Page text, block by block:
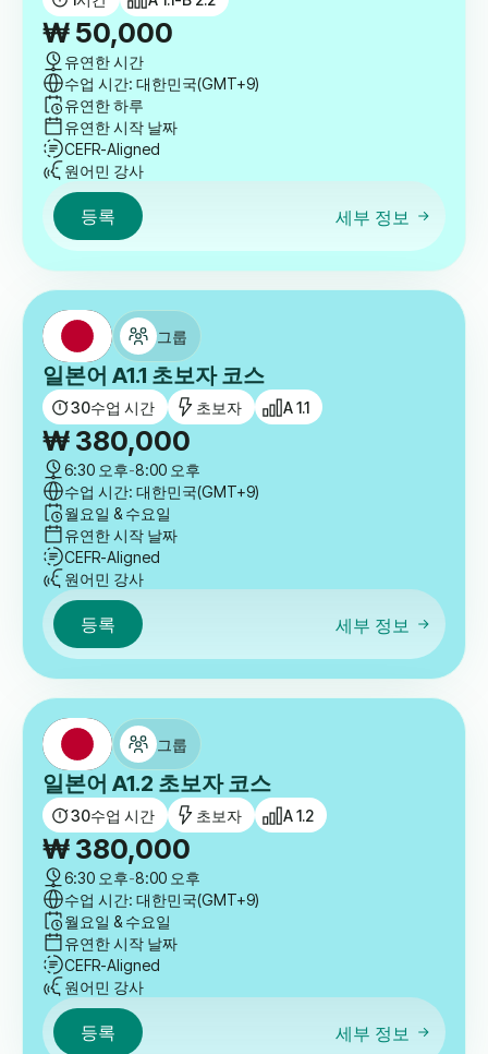
₩ 50,000
유연한 시간
수업 시간: 대한민국(GMT+9)
유연한 하루
유연한 시작 날짜
CEFR-Aligned
원어민 강사
등록 세부 정보
그룹
일본어 A1.1 초보자 코스
30수업 시간 초보자 A 1.1
₩ 380,000
6:30 오후-8:00 오후
수업 시간: 대한민국(GMT+9)
월요일 & 수요일
유연한 시작 날짜
CEFR-Aligned
원어민 강사
등록 세부 정보
그룹
일본어 A1.2 초보자 코스
30수업 시간 초보자 A 1.2
₩ 380,000
6:30 오후-8:00 오후
수업 시간: 대한민국(GMT+9)
월요일 & 수요일
유연한 시작 날짜
CEFR-Aligned
원어민 강사
등록 세부 정보